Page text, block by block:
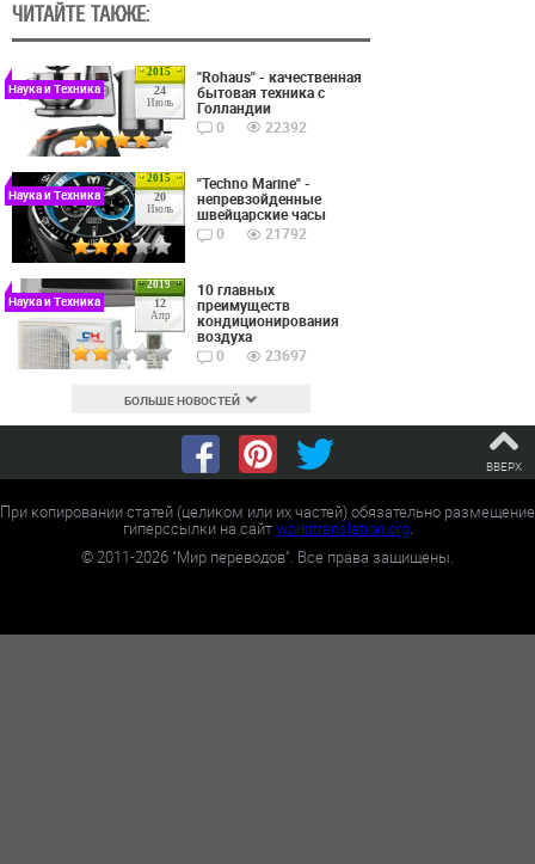
ЧИТАЙТЕ ТАКЖЕ:
2015
24
Июль
Наука и Техника
"Rohaus" - качественная
бытовая техника с
Голландии
0
22392
2015
20
Июль
Наука и Техника
"Techno Marine" -
непревзойденные
швейцарские часы
0
21792
2019
12
Апр
Наука и Техника
10 главных
преимуществ
кондиционирования
воздуха
0
23697
БОЛЬШЕ НОВОСТЕЙ
ВВЕРХ
При копировании статей (целиком или их частей) обязательно размещение
гиперссылки на сайтworldtranslation.org.
©2011-2026 "Мир переводов". Все права защищены.